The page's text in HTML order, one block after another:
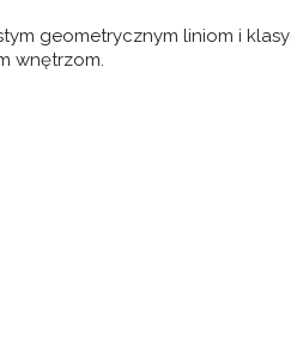
geometrycznym liniom i
wnętrzom.